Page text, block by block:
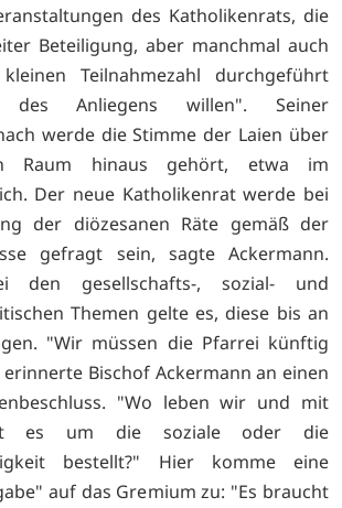
des Katholikenrats, die
Beteiligung, aber manchmal auch
Teilnahmezahl durchgeführt
Anliegens willen". Seiner
werde die Stimme der Laien über
Raum hinaus gehört, etwa im
Der neue Katholikenrat werde bei
der diözesanen Räte gemäß der
gefragt sein, sagte Ackermann.
den gesellschafts-, sozial- und
Themen gelte es, diese bis an
"Wir müssen die Pfarrei künftig
Bischof Ackermann an einen
"Wo leben wir und mit
es um die soziale oder die
bestellt?" Hier komme eine
auf das Gremium zu: "Es braucht